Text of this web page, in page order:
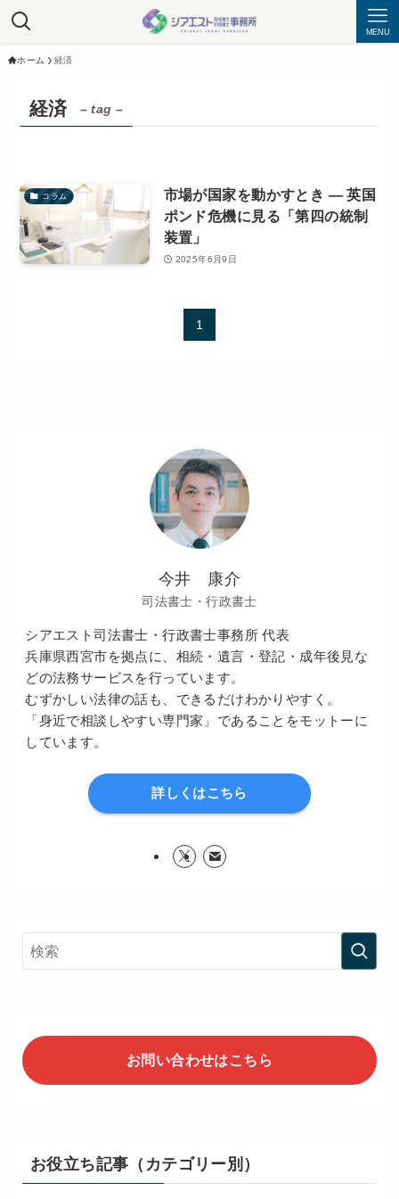
MENU
ホーム 経済
経済 – tag –
コラム
市場が国家を動かすとき — 英国
ポンド危機に見る「第四の統制
装置」
2025年6月9日
1
今井 康介
司法書士・行政書士
シアエスト司法書士・行政書士事務所 代表
兵庫県西宮市を拠点に、相続・遺言・登記・成年後見な
どの法務サービスを行っています。
むずかしい法律の話も、できるだけわかりやすく。
「身近で相談しやすい専門家」であることをモットーに
しています。
詳しくはこちら
お問い合わせはこちら
お役立ち記事（カテゴリー別）